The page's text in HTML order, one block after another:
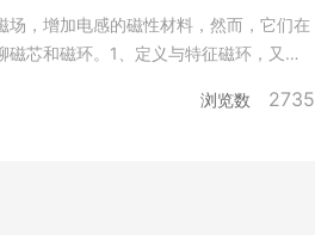
，增加电感的磁性材料，然而，它们在
芯和磁环。1、定义与特征磁环，又称
环的
浏览数 2735